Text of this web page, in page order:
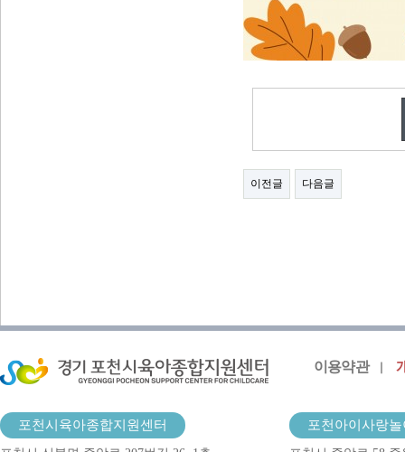
이전글 다음글
이용약관
포천시육아종합지원센터
포천아이사랑